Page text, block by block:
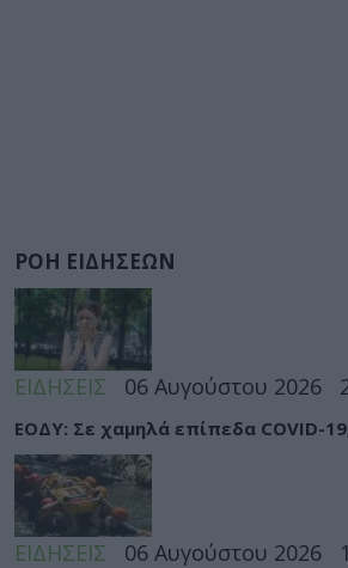
ΡΟΗ ΕΙΔΗΣΕΩΝ
ΕΙΔΗΣΕΙΣ 06 Αυγούστου 2026
ΕΟΔΥ: Σε χαμηλά επίπεδα COVID-
ΕΙΔΗΣΕΙΣ 06 Αυγούστου 2026